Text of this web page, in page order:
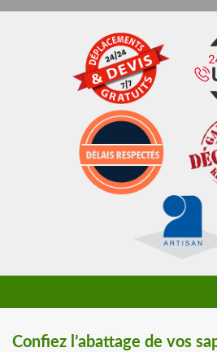
Confiez l’abattage de vos